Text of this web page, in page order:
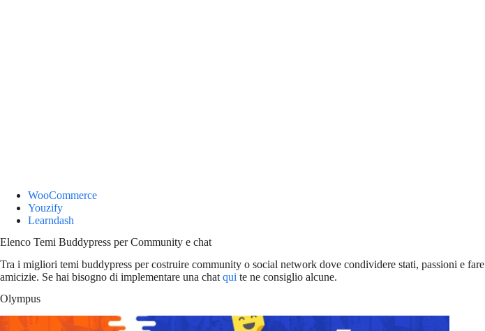
WooCommerce
Youzify
Learndash
Elenco Temi Buddypress per Community e chat
Tra i migliori temi buddypress per costruire community o social network dove condividere stati, passioni e fare
amicizie. Se hai bisogno di implementare una chat qui te ne consiglio alcune.
Olympus